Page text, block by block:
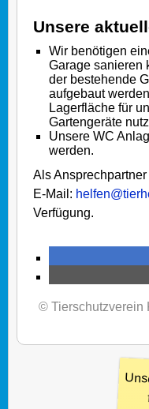
Unsere
Wir benötigen
Garage sanieren
der bestehende
aufgebaut
Lagerfläche für
Gartengeräte
Unsere WC
werden.
Als
E-Mail:
Verfügung.
© Tierschutzverein